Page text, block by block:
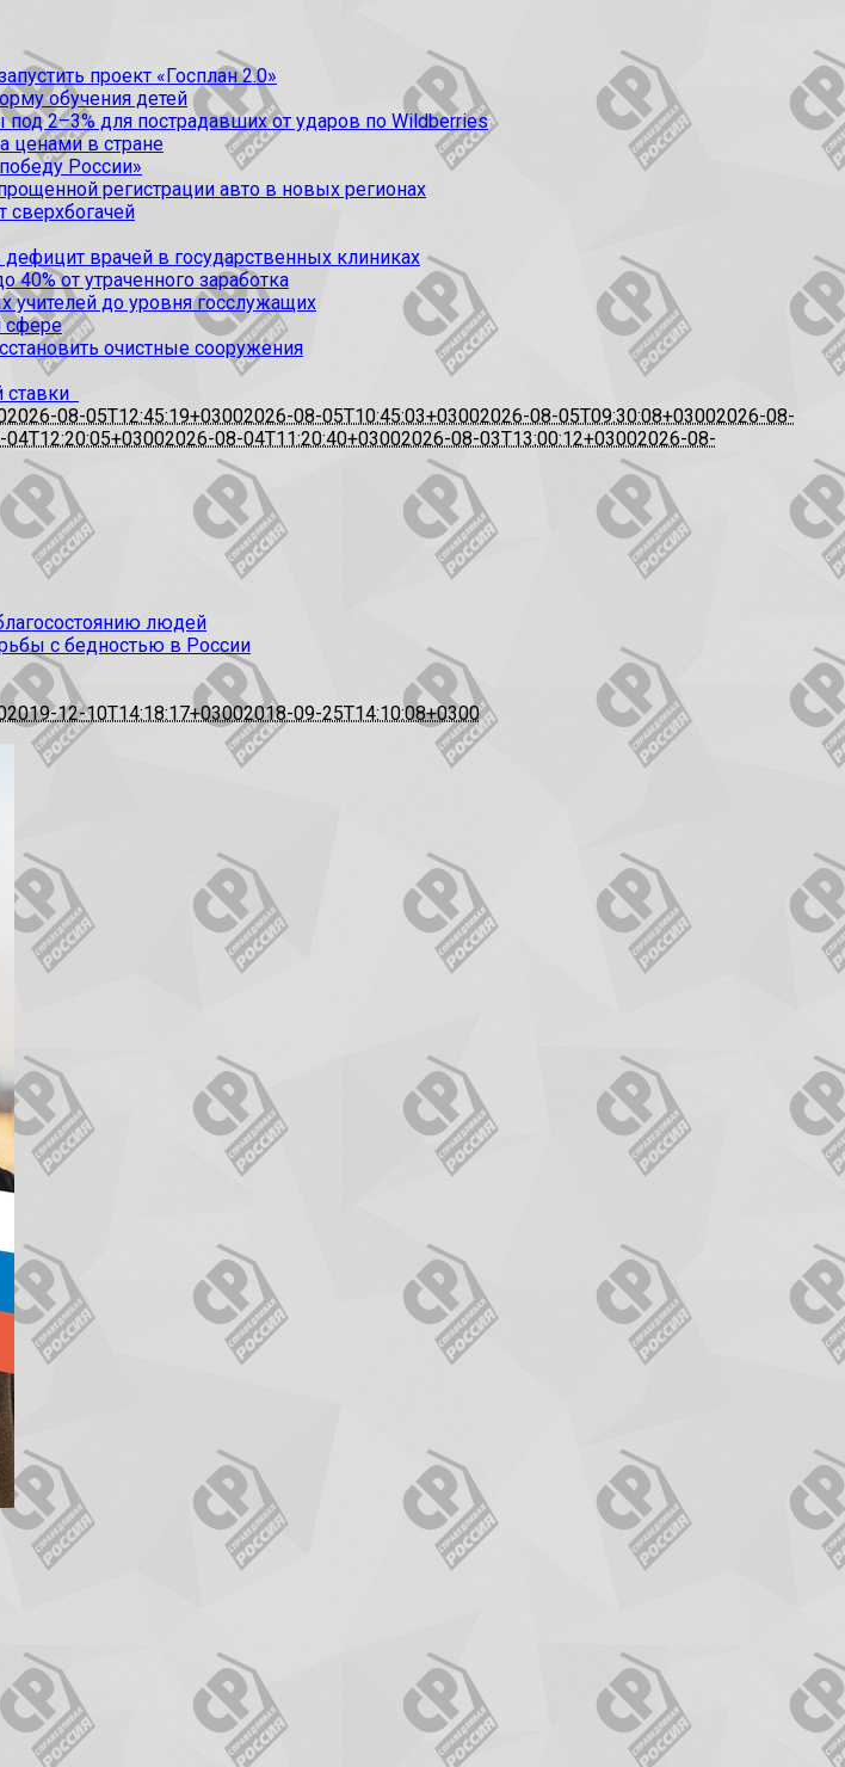
проект «Госплан 2.0»
обучения детей
2–3% для пострадавших от ударов по Wildberries
ценами в стране
России»
регистрации авто в новых регионах
сверхбогачей
врачей в государственных клиниках
от утраченного заработка
учителей до уровня госслужащих
сфере
очистные сооружения
2026-08-05T12:45:19+03002026-08-05T10:45:03+03002026-08-05T09:30:08+03002026-08-
2026-08-04T11:20:40+03002026-08-03T13:00:12+03002026-08-
людей
с бедностью в России
2019-12-10T14:18:17+03002018-09-25T14:10:08+0300